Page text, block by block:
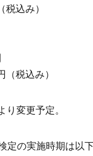
税込み）
（税込み）
変更予定。
定の実施時期は以